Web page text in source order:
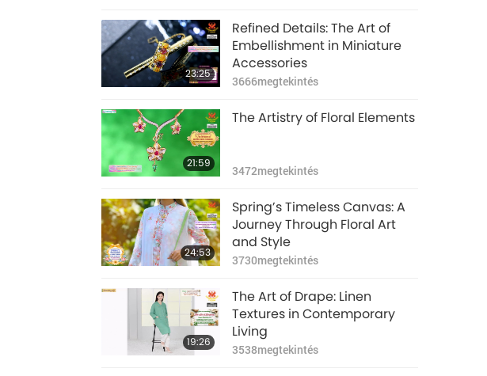
23:25
Refined Details: The Art of
Embellishment in Miniature
Accessories
3666megtekintés
21:59
The Artistry of Floral Elements
3472megtekintés
24:53
Spring’s Timeless Canvas: A
Journey Through Floral Art
and Style
3730megtekintés
19:26
The Art of Drape: Linen
Textures in Contemporary
Living
3538megtekintés